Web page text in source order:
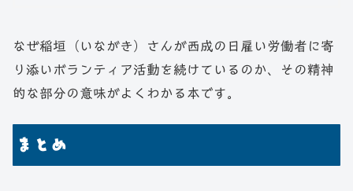
なぜ稲垣（いながき）さんが西成の日雇い労働者に寄
り添いボランティア活動を続けているのか、その精神
的な部分の意味がよくわかる本です。
まとめ